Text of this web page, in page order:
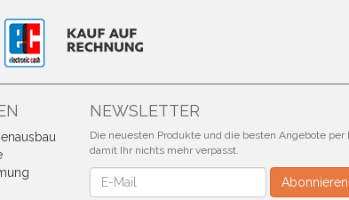
NEWSLETTER
Die neuesten Produkte und die besten Angebote per
damit Ihr nichts mehr verpasst.
Newsletter Abonnieren